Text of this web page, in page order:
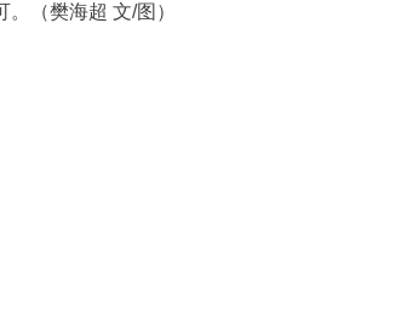
（樊海超 文/图）